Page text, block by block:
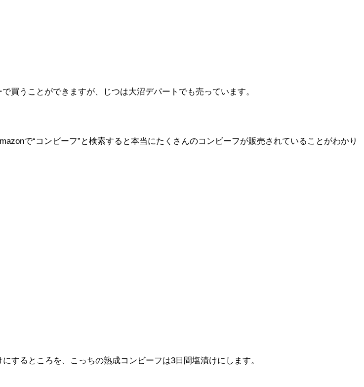
買うことができますが、じつは大沼デパートでも売っています。
で“コンビーフ”と検索すると本当にたくさんのコンビーフが販売されていることがわかり
するところを、こっちの熟成コンビーフは3日間塩漬けにします。